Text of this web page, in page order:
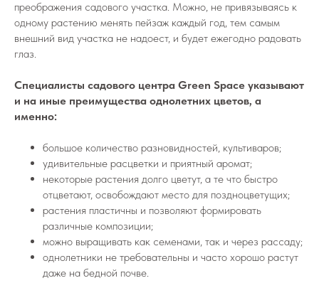
преображения садового участка. Можно, не привязываясь к
одному растению менять пейзаж каждый год, тем самым
внешний вид участка не надоест, и будет ежегодно радовать
глаз.
Специалисты садового центра Green Space указывают
и на иные преимущества однолетних цветов, а
именно:
большое количество разновидностей, культиваров;
удивительные расцветки и приятный аромат;
некоторые растения долго цветут, а те что быстро
отцветают, освобождают место для поздноцветущих;
растения пластичны и позволяют формировать
различные композиции;
можно выращивать как семенами, так и через рассаду;
однолетники не требовательны и часто хорошо растут
даже на бедной почве.